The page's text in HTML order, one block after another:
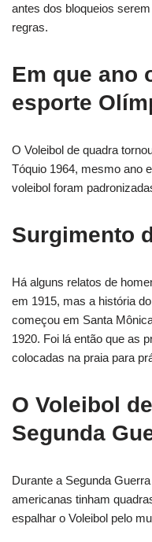
antes dos bloqueios
regras.
Em que ano
esporte
O Voleibol de quadra
Tóquio 1964, mesmo ano
voleibol foram
Surgimento
Há alguns relatos de
em 1915, mas a história
começou em Santa
1920. Foi lá então que as
colocadas na praia para
O Voleibol
Segunda
Durante a Segunda
americanas tinham
espalhar o Voleibol pelo